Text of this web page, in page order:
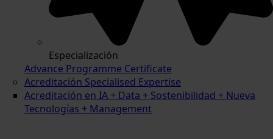
Especialización
Advance Programme Certificate
Acreditación Specialised Expertise
Acreditación en IA + Data + Sostenibilidad + Nueva
Tecnologías + Management